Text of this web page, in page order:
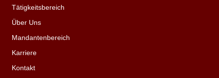
Tätigkeitsbereich
Über Uns
Mandantenbereich
Karriere
Kontakt